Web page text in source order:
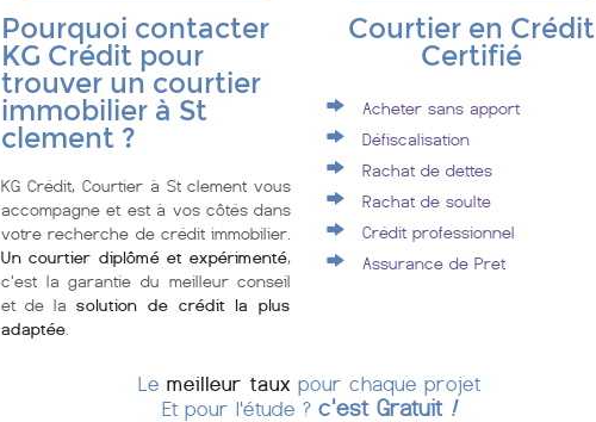
Pourquoi contacter
KG Crédit pour
trouver un courtier
immobilier à St
clement ?
KG Crédit, Courtier à St clement vous
accompagne et est à vos côtés dans
votre recherche de crédit immobilier.
Un courtier diplômé et expérimenté,
c'est la garantie du meilleur conseil
et de la solution de crédit la plus
adaptée
Courtier en Crédit
Certifié
Acheter sans apport
Défiscalisation
Rachat de dettes
Rachat de soulte
Crédit professionnel
Assurance de Pret
Le meilleur taux pour chaque projet
Et pour l'étude ?c'est Gratuit !